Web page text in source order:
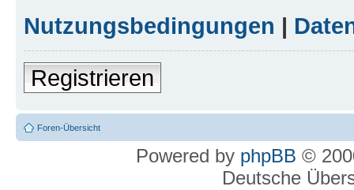
Nutzungsbedingungen |
Registrieren
Foren-Übersicht
Powered by phpBB ©
Deutsche